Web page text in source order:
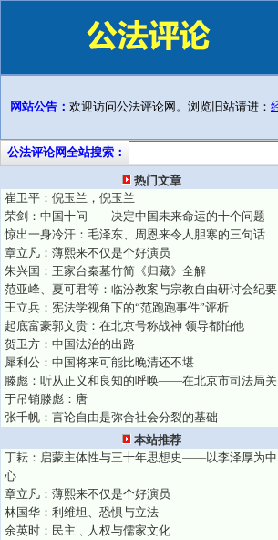
网站公告： 欢迎访问公法评论网。浏览旧站请进：
公法评论网全站搜索：
热门文章
崔卫平：倪玉兰，倪玉兰
荣剑：中国十问——决定中国未来命运的十个问题
惊出一身冷汗：毛泽东、周恩来令人胆寒的三句话
章立凡：薄熙来不仅是个好演员
朱兴国：王家台秦墓竹简《归藏》全解
范亚峰、夏可君等：临汾教案与宗教自由研讨会纪要
王立兵：宪法学视角下的“范跑跑事件”评析
起底富豪郭文贵：在北京号称战神 领导都怕他
贺卫方：中国法治的出路
犀利公：中国将来可能比晚清还不堪
滕彪：听从正义和良知的呼唤——在北京市司法局关
于吊销滕彪：唐
张千帆：言论自由是弥合社会分裂的基础
本站推荐
丁耘：启蒙主体性与三十年思想史——以李泽厚为中
心
章立凡：薄熙来不仅是个好演员
林国华：利维坦、恐惧与立法
余英时：民主﹑人权与儒家文化